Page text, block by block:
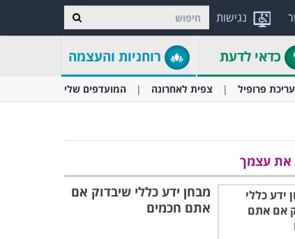
נגישות
כדאי לדעת רוחניות והעצמה
עריכת פרופיל צפית לאחרונה המועדפים שלי
את עצמך
מבחן ידע כללי שיבדוק אם
אתם חכמים